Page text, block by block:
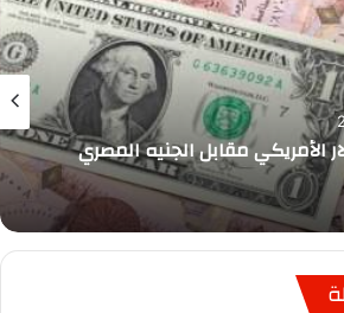
الأمريكي مقابل الجنيه المصري